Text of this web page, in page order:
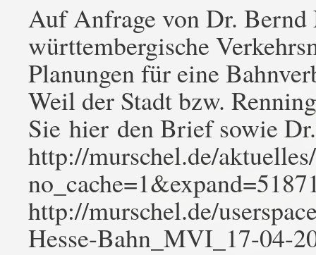
Auf Anfrage von Dr. Bernd
württembergische
Planungen für eine
Weil der Stadt bzw.
Sie hier den Brief sowie
http://murschel.de/
http://murschel.de/
Hesse-Bahn_MVI_17-04-